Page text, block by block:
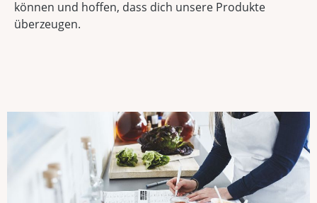
können und hoffen, dass dich unsere Produkte
überzeugen.